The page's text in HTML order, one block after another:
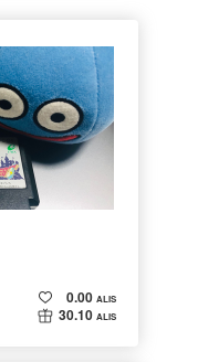
0.00 ALIS
30.10 ALIS